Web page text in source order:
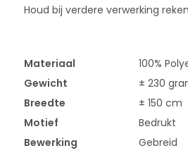
Houd bij verdere verwerking
Materiaal
100%
Gewicht
± 230
Breedte
± 150 cm
Motief
Bedrukt
Bewerking
Gebreid